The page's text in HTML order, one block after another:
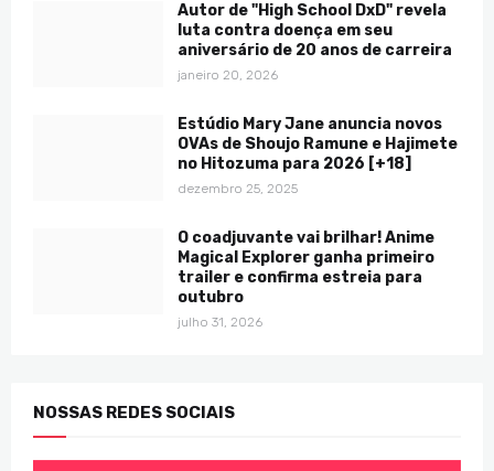
Autor de "High School DxD" revela
luta contra doença em seu
aniversário de 20 anos de carreira
janeiro 20, 2026
Estúdio Mary Jane anuncia novos
OVAs de Shoujo Ramune e Hajimete
no Hitozuma para 2026 [+18]
dezembro 25, 2025
O coadjuvante vai brilhar! Anime
Magical Explorer ganha primeiro
trailer e confirma estreia para
outubro
julho 31, 2026
NOSSAS REDES SOCIAIS